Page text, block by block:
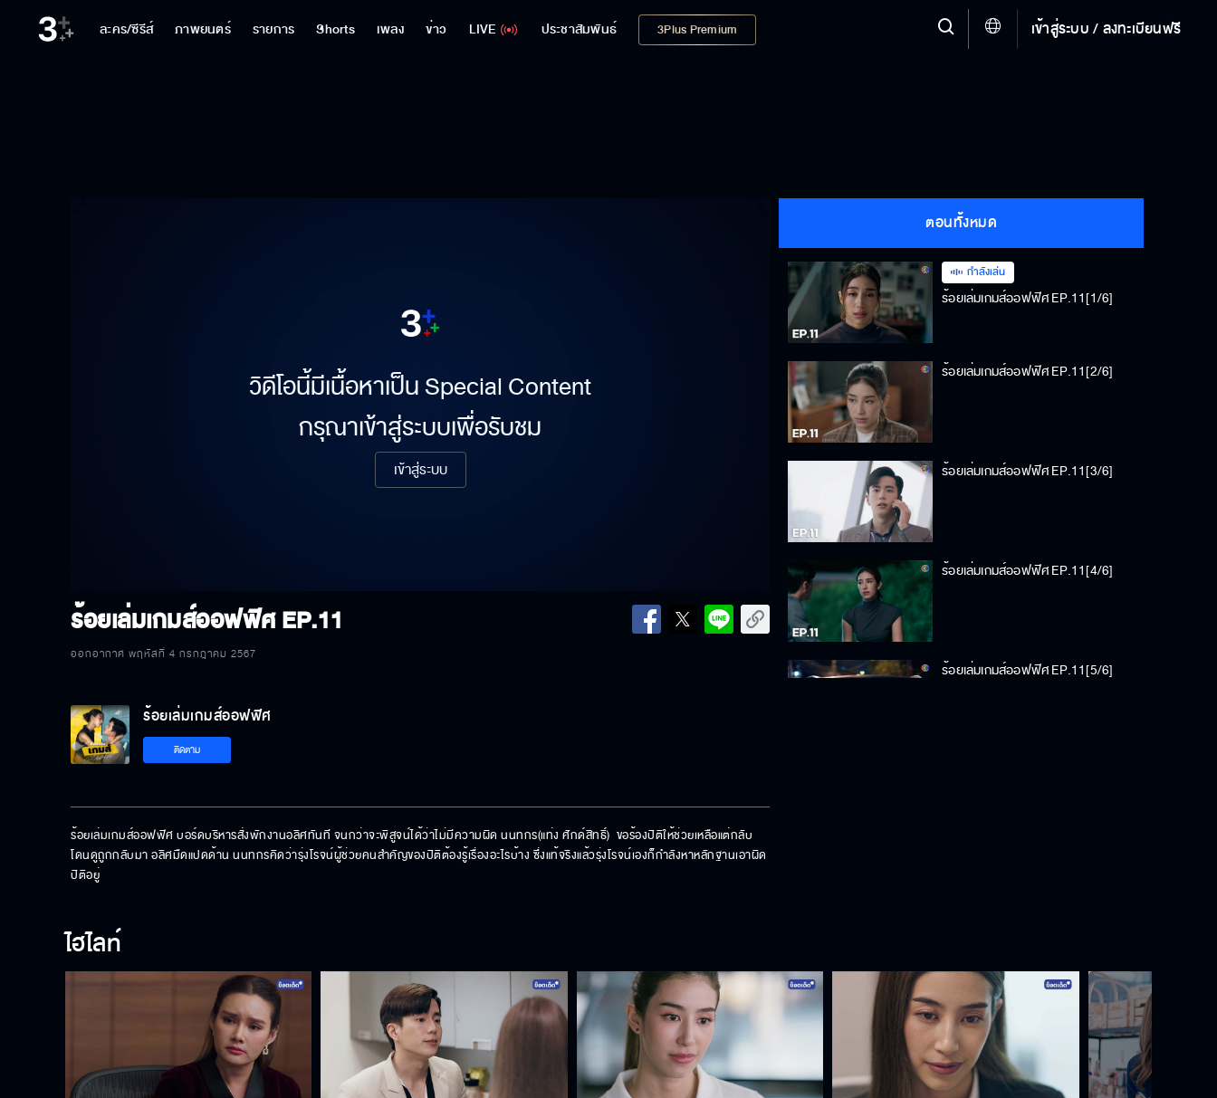
ละคร/ซีรีส์ ภาพยนตร์ รายการ Shorts เพลง ข่าว LIVE ประชาสัมพันธ์ 3Plus Premium เข้าสู่ระบบ / ลงทะเบียนฟรี
วิดีโอนี้มีเนื้อหาเป็น Special Content
กรุณาเข้าสู่ระบบเพื่อรับชม
เข้าสู่ระบบ
ร้อยเล่มเกมส์ออฟฟิศEP.11
ออกอากาศ พฤหัสที่ 4 กรกฎาคม 2567
ตอนทั้งหมด
กำลังเล่น
ร้อยเล่มเกมส์ออฟฟิศ EP.11[1/6]
ร้อยเล่มเกมส์ออฟฟิศ EP.11[2/6]
ร้อยเล่มเกมส์ออฟฟิศ EP.11[3/6]
ร้อยเล่มเกมส์ออฟฟิศ EP.11[4/6]
ร้อยเล่มเกมส์ออฟฟิศ EP.11[5/6]
ร้อยเล่มเกมส์ออฟฟิศ
ติดตาม
ร้อยเล่มเกมส์ออฟฟิศ บอร์ดบริหารสั่งพักงานอลิศทันที จนกว่าจะพิสูจน์ได้ว่าไม่มีความผิด นนทกร(แท่ง ศักด์สิทธิ์)  ขอร้องปิติให้ช่วยเหลือแต่กลับ
โดนดูถูกกลับมา อลิศมืดแปดด้าน นนทกรคิดว่ารุ่งโรจน์ผู้ช่วยคนสำคัญของปิติต้องรู้เรื่องอะไรบ้าง ซึ่งแท้จริงแล้วรุ่งโรจน์เองก็กำลังหาหลักฐานเอาผิด
ปิติอยู่
ไฮไลท์